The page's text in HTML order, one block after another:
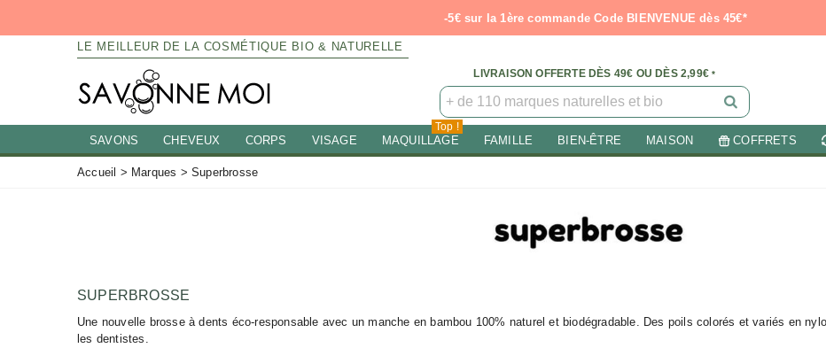
-5€ sur la 1ère commande Code BIENVENUE dès 45€*
LE MEILLEUR DE LA COSMÉTIQUE BIO & NATURELLE
LIVRAISON OFFERTE DÈS 49€ OU DÈS 2,99€ *
SAVONS CHEVEUX CORPS VISAGE MAQUILLAGE
Top !
FAMILLE BIEN-ÊTRE MAISON COFFRETS
Accueil > Marques > Superbrosse
SUPERBROSSE
Une nouvelle brosse à dents éco-responsable avec un manche en bambou 100% naturel et biodégradable. Des poils colorés et variés en
les dentistes.